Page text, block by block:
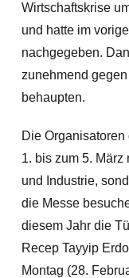
Wirtschaftskrise
und hatte im
nachgegeben.
zunehmend
behaupten.
Die
1. bis zum 5.
und Industrie,
die Messe
diesem Jahr die
Recep Tayyip
Montag (28.